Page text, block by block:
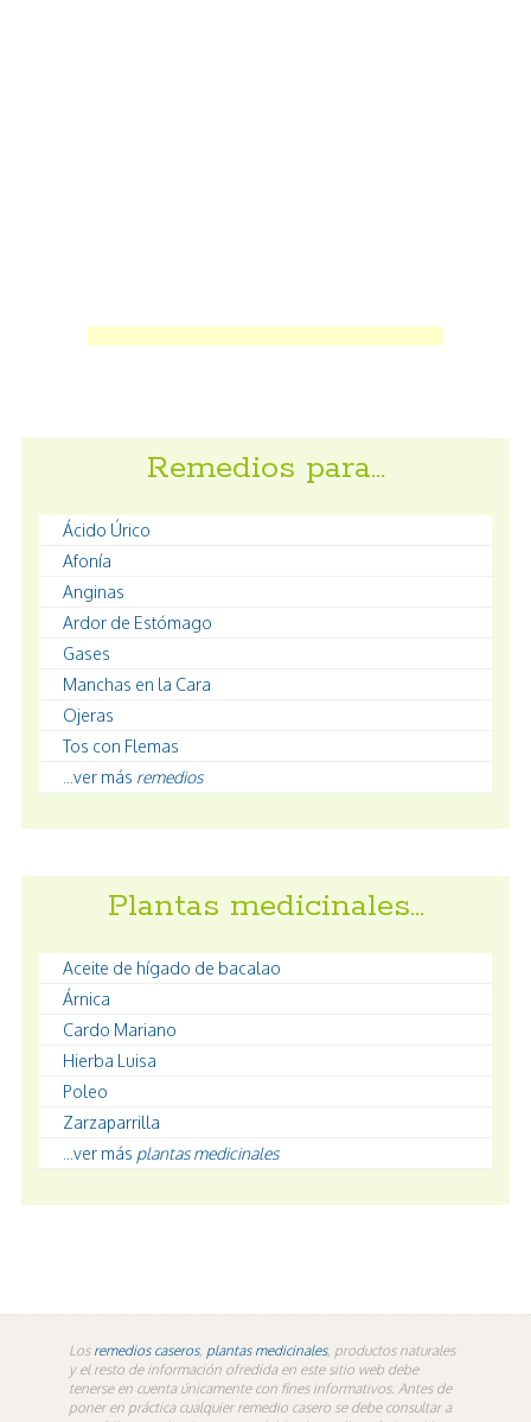
Remedios para…
Ácido Úrico
Afonía
Anginas
Ardor de Estómago
Gases
Manchas en la Cara
Ojeras
Tos con Flemas
...ver más remedios
Plantas medicinales…
Aceite de hígado de bacalao
Árnica
Cardo Mariano
Hierba Luisa
Poleo
Zarzaparrilla
...ver más plantas medicinales
Los remedios caseros, plantas medicinales, productos naturales
y el resto de información ofredida en este sitio web debe
tenerse en cuenta únicamente con fines informativos. Antes de
poner en práctica cualquier remedio casero se debe consultar a